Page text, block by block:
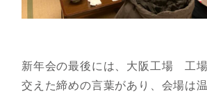
新年会の最後には、大阪工場 工
交えた締めの言葉があり、会場は